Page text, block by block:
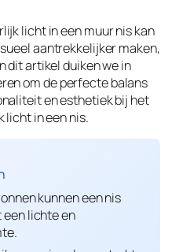
licht in een muur nis kan
aantrekkelijker maken,
dit artikel duiken we in
om de perfecte balans
en esthetiek bij het
licht in een nis.
kunnen een nis
lichte en